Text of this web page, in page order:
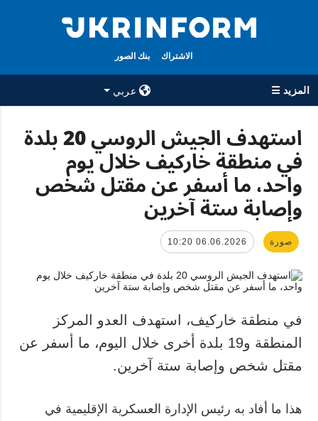
الاشتراك بنك الصور
المزيد ☰
عربي
جميع الأقسام
حرب
سياسة
اقتصاد
تعافي أوكرانيا
مجتمع
الدفاع
رياضة
الوكالة
معلومات عن
الوكالة
الشخصية
المزيد
التقارير
الصور
خدمات
الاشتراك
استهدف الجيش الروسي 20 بلدة
في منطقة خاركيف خلال يوم
واحد، ما أسفر عن مقتل شخص
وإصابة ستة آخرين
صورة 06.06.2026 10:20
في منطقة خاركيف، استهدف العدو المركز
المنطقة و19 بلدة أخرى خلال اليوم، ما أسفر عن
مقتل شخص وإصابة ستة آخرين.
هذا ما أفاد به رئيس الإدارة العسكرية الإقليمية في